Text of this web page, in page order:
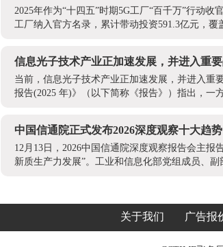
2025年作为“十四五”时期5G工厂“百千万”行动
工厂纳入官方名录，累计带动投资591.3亿元，覆
信息光子技术产业正加速发展，并进入重
当前，信息光子技术产业正加速发展，并进入重
报告(2025 年)》（以下简称《报告》）指出，一
中国信通院正式发布2026深度观察十大趋势
12月13日，2026中国信通院深度观察报告会主
新质生产力发展”。工业和信息化部党组成员、
关于我们 广告报